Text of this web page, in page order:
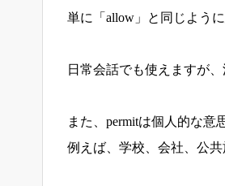
単に「allow」と同じよう
日常会話でも使えますが
また、permitは個人的な意
例えば、学校、会社、公